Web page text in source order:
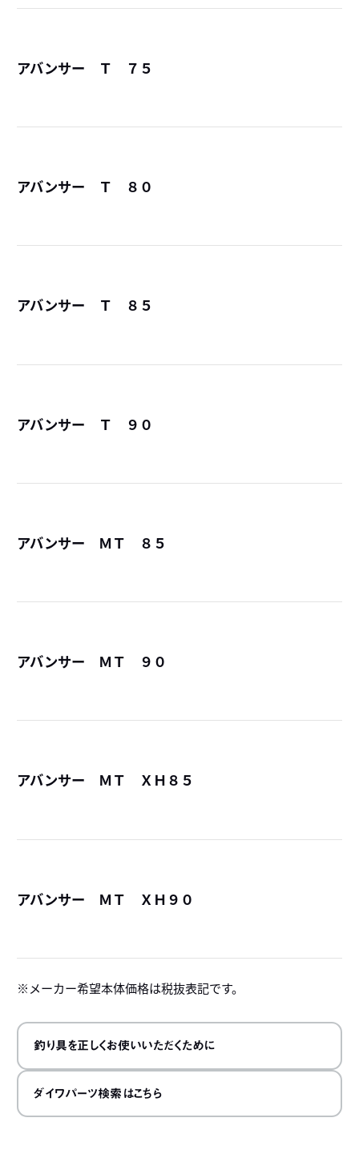
アバンサー Ｔ ７５
アバンサー Ｔ ８０
アバンサー Ｔ ８５
アバンサー Ｔ ９０
アバンサー ＭＴ ８５
アバンサー ＭＴ ９０
アバンサー ＭＴ ＸＨ８５
アバンサー ＭＴ ＸＨ９０
メーカー希望本体価格は税抜表記です。
釣り具を正しくお使いいただくために
ダイワパーツ検索はこちら